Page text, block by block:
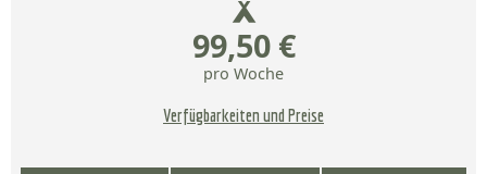
99,50 €
pro Woche
Verfügbarkeiten und Preise